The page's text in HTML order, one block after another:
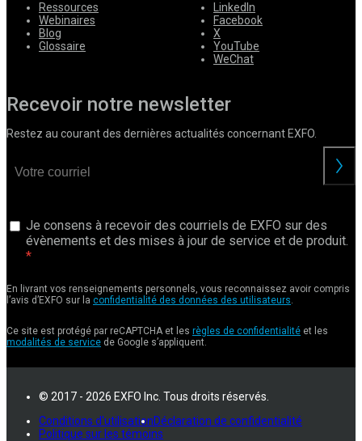
Ressources
Webinaires
Blog
Glossaire
LinkedIn
Facebook
X
YouTube
WeChat
Recevoir notre newsletter
Restez au courant des dernières actualités concernant EXFO.
Je consens à recevoir des courriels de EXFO sur des
évènements et des mises à jour de service et de produit.
En livrant vos renseignements personnels, vous reconnaissez avoir compris
l’avis d’EXFO sur la confidentialité des données des utilisateurs.
Ce site est protégé par reCAPTCHA et les règles de confidentialité et les
modalités de service de Google s’appliquent.
© 2017 - 2026 EXFO Inc. Tous droits réservés.
Conditions d'utilisationDéclaration de confidentialité
Politique sur les témoins